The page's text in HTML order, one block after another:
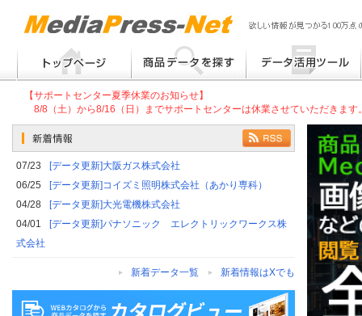
フリーワード検索
メーカー別検索
チラシ作成
その他
【サポートセンター夏季休業のお知らせ】
8/8（土）から8/16（日）までサポートセンターは休業させていただきま
07/23
[データ更新]大阪ガス株式会社
06/25
[データ更新]コイズミ照明株式会社（あかり専科）
04/28
[データ更新]大光電機株式会社
04/01
[データ更新]パナソニック エレクトリックワークス株
式会社
新着データ一覧 新着情報はXでも